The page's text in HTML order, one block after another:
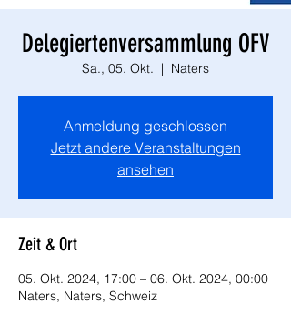
Delegiertenversammlung OFV
Sa., 05. Okt.
  |
Naters
Anmeldung geschlossen
Jetzt andere Veranstaltungen
ansehen
Zeit & Ort
05. Okt. 2024, 17:00 – 06. Okt. 2024, 00:00
Naters, Naters, Schweiz